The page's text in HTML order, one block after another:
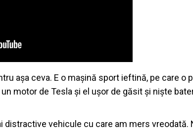
așa ceva. E o mașină sport ieftină, pe care o
motor de Tesla și el ușor de găsit și niște
distractive vehicule cu care am mers vreodată.